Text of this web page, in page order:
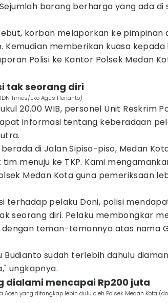
barang berharga yang ada di
korban melaporkan ke pimpinan
Kemudian memberikan kuasa kepada
Polisi ke Kantor Polsek Medan
tak seorang diri
Times/Eko Agus Herianto)
20.00 WIB, personel Unit Reskrim
informasi tentang keberadaan
di Jalan Sipiso-piso, Medan
menuju ke TKP. Kami
Medan Kota guna pemeriksaan
terhadap pelaku Doni, polisi
seorang diri. Pelaku membongkar
teman-temannya atas nama
Budianto sudah terlebih dahulu
ungkapnya.
dialami mencapai Rp200 juta
Aceh yang ditangkap lebih dulu oleh Polsek Medan Kota